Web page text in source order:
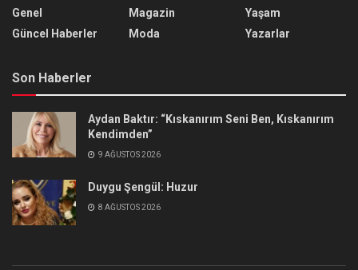
Genel
Güncel Haberler
Magazin
Moda
Yaşam
Yazarlar
Son Haberler
Aydan Baktır: “Kıskanırım Seni Ben, Kıskanırım
Kendimden”
9 AĞUSTOS 2026
Duygu Şengül: Huzur
8 AĞUSTOS 2026